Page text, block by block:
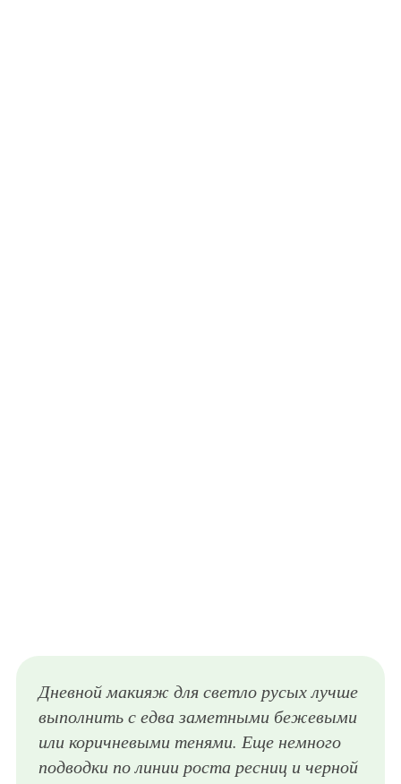
Дневной макияж для светло русых лучше
выполнить с едва заметными бежевыми
или коричневыми тенями. Еще немного
подводки по линии роста ресниц и черной